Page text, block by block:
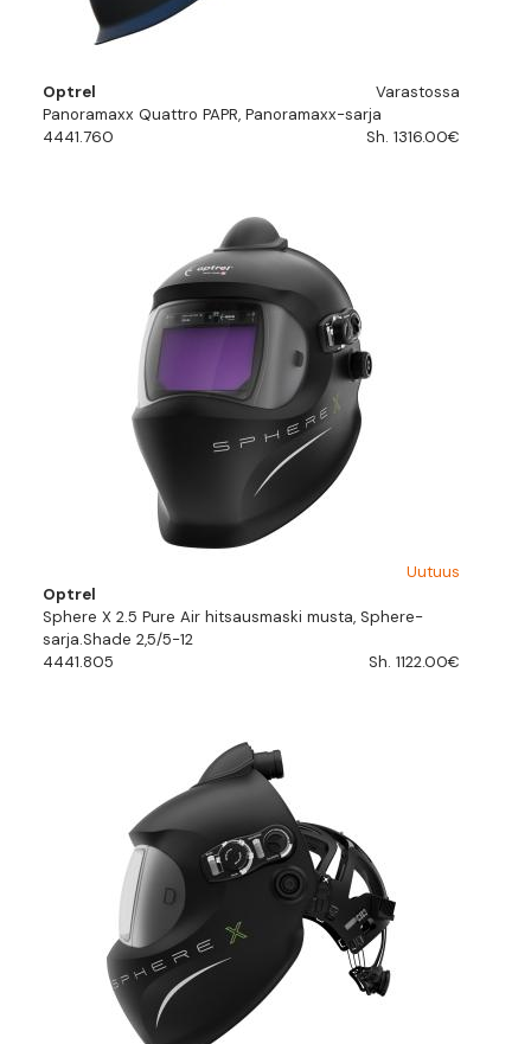
Optrel
Varastossa
Panoramaxx Quattro PAPR, Panoramaxx-sarja
4441.760
Sh. 1316.00€
Uutuus
Optrel
Sphere X 2.5 Pure Air hitsausmaski musta, Sphere-
sarja.Shade 2,5/5-12
4441.805
Sh. 1122.00€